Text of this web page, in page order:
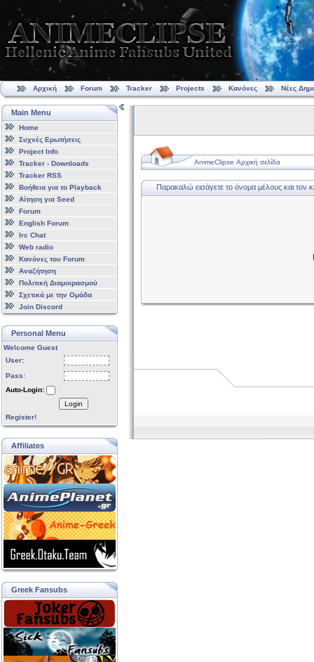
Αρχική Forum Tracker Projects Κανόνες Νέες
Main Menu
Home
Συχνές Ερωτήσεις
Project Info
Tracker - Downloads
Tracker RSS
Βοήθεια για το Playback
Αίτηση για Seed
Forum
English Forum
Irc Chat
Web radio
Κανόνες του Forum
Αναζήτηση
Πολιτική Διαμοιρασμού
Σχετικά με την Ομάδα
Join Discord
Personal Menu
Welcome Guest
User:
Pass:
Auto-Login:
Login
Register!
Affiliates
Greek Fansubs
AnimeClipse Αρχική σελίδα
Παρακαλώ εισάγετε το όνομα μέλους και τον